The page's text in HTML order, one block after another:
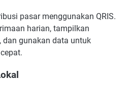
pasar menggunakan QRIS.
harian, tampilkan
dan gunakan data untuk